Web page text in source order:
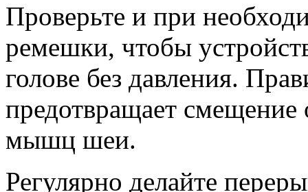
Проверьте и при
ремешки, чтобы
голове без давления.
предотвращает смещение
мышц шеи.
Регулярно делайте